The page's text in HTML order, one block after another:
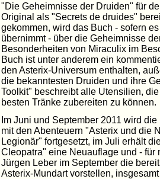
"Die Geheimnisse der Druiden" für
Original als "Secrets de druides"
gekommen, wird das Buch - sofern
übernimmt - über die Geheimnisse
Besonderheiten von Miraculix im
Buch ist unter anderem ein
den Asterix-Universum enthalten,
die bekanntesten Druiden und ihre
Toolkit" beschreibt alle Utensilien,
besten Tränke zubereiten zu können.
Im Juni und September 2011 wird
mit den Abenteuern "Asterix und die
Legionär" fortgesetzt, im Juli erhält
Cleopatra" eine Neuauflage und - für
Jürgen Leber im September die
Asterix-Mundart vorstellen,